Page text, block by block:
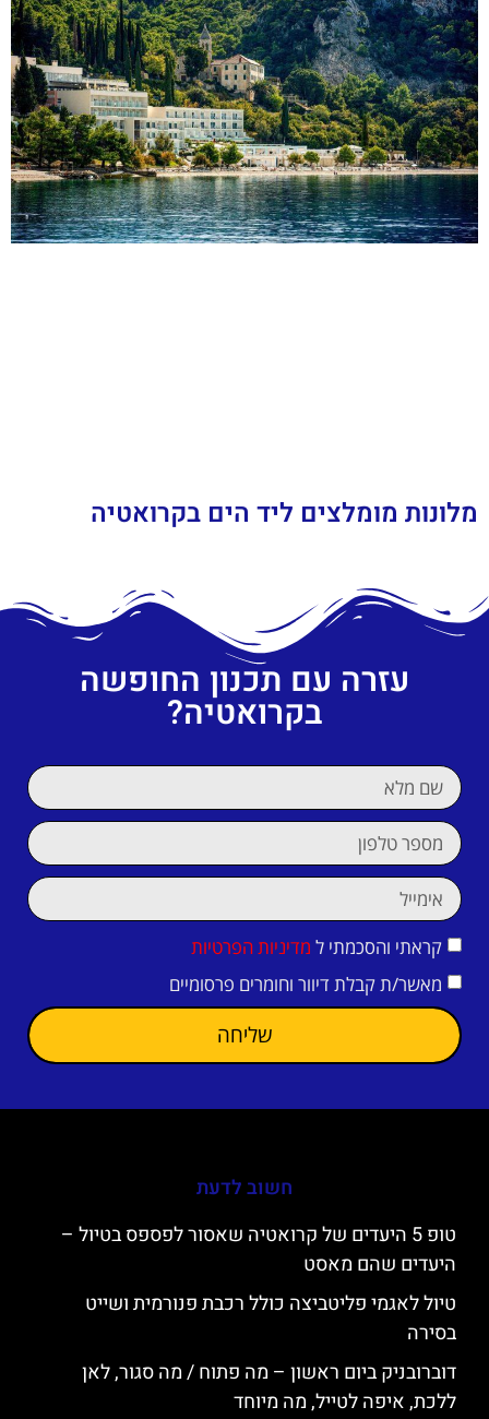
מלונות מומלצים ליד הים בקרואטיה
עזרה עם תכנון החופשה
בקרואטיה?
קראתי והסכמתי ל מדיניות הפרטיות
מאשר/ת קבלת דיוור וחומרים פרסומיים
שליחה
חשוב לדעת
טופ 5 היעדים של קרואטיה שאסור לפספס בטיול –
היעדים שהם מאסט
טיול לאגמי פליטביצה כולל רכבת פנורמית ושייט
בסירה
דוברובניק ביום ראשון – מה פתוח / מה סגור, לאן
ללכת, איפה לטייל, מה מיוחד